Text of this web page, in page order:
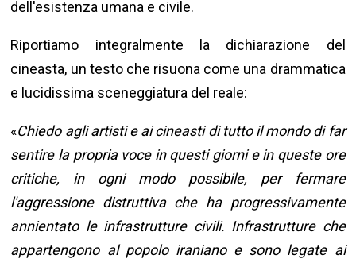
dell'esistenza umana e civile.
Riportiamo integralmente la dichiarazione del
cineasta, un testo che risuona come una drammatica
e lucidissima sceneggiatura del reale:
«Chiedo agli artisti e ai cineasti di tutto il mondo di far
sentire la propria voce in questi giorni e in queste ore
critiche, in ogni modo possibile, per fermare
l'aggressione distruttiva che ha progressivamente
annientato le infrastrutture civili. Infrastrutture che
appartengono al popolo iraniano e sono legate ai